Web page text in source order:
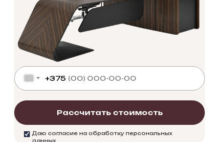
Даю согласие на обработку персональных
данных
+375
Рассчитать стоимость